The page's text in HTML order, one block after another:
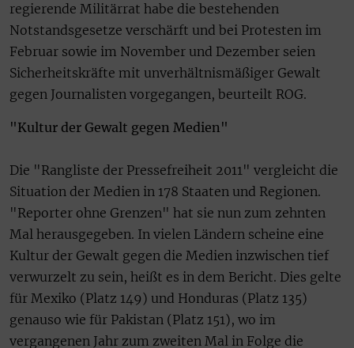
regierende Militärrat habe die bestehenden
Notstandsgesetze verschärft und bei Protesten im
Februar sowie im November und Dezember seien
Sicherheitskräfte mit unverhältnismäßiger Gewalt
gegen Journalisten vorgegangen, beurteilt ROG.
"Kultur der Gewalt gegen Medien"
Die "Rangliste der Pressefreiheit 2011" vergleicht die
Situation der Medien in 178 Staaten und Regionen.
"Reporter ohne Grenzen" hat sie nun zum zehnten
Mal herausgegeben. In vielen Ländern scheine eine
Kultur der Gewalt gegen die Medien inzwischen tief
verwurzelt zu sein, heißt es in dem Bericht. Dies gelte
für Mexiko (Platz 149) und Honduras (Platz 135)
genauso wie für Pakistan (Platz 151), wo im
vergangenen Jahr zum zweiten Mal in Folge die